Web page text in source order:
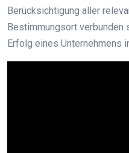
Berücksichtigung aller
Bestimmungsort verbunden
Erfolg eines Unternehmens